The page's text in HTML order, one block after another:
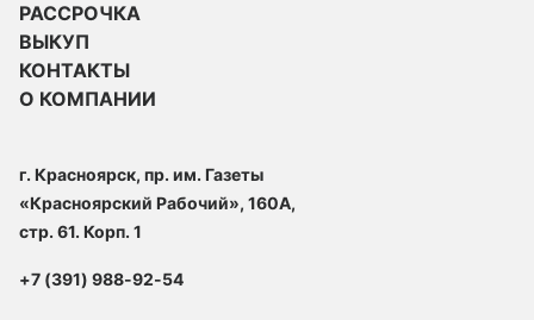
РАССРОЧКА
ВЫКУП
КОНТАКТЫ
О КОМПАНИИ
г. Красноярск, пр. им. Газеты
«Красноярский Рабочий», 160А,
стр. 61. Корп. 1
+7 (391) 988-92-54